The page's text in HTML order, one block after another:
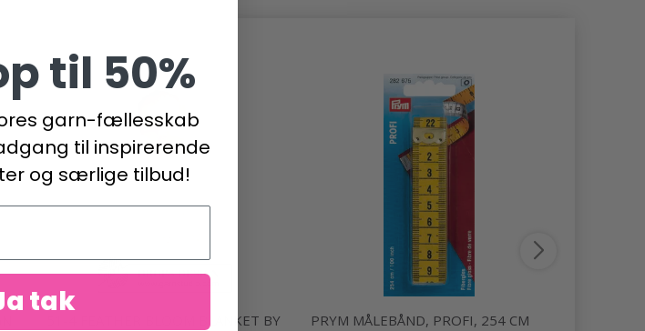
51-4 FEATHER BLOOM BLANKET BY
PRYM MÅLEBÅND, PROFI, 254 CM
til 50%
garn-fællesskab
til inspirerende
og særlige tilbud!
tak